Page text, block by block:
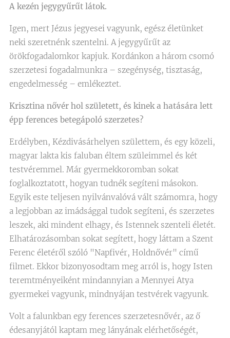
A kezén jegygyűrűt látok.
Igen, mert Jézus jegyesei vagyunk, egész életünket
neki szeretnénk szentelni. A jegygyűrűt az
örökfogadalomkor kapjuk. Kordánkon a három csomó
szerzetesi fogadalmunkra – szegénység, tisztaság,
engedelmesség – emlékeztet.
Krisztina nővér hol született, és kinek a hatására lett
épp ferences betegápoló szerzetes?
Erdélyben, Kézdivásárhelyen születtem, és egy közeli,
magyar lakta kis faluban éltem szüleimmel és két
testvéremmel. Már gyermekkoromban sokat
foglalkoztatott, hogyan tudnék segíteni másokon.
Egyik este teljesen nyilvánvalóvá vált számomra, hogy
a legjobban az imádsággal tudok segíteni, és szerzetes
leszek, aki mindent elhagy, és Istennek szenteli életét.
Elhatározásomban sokat segített, hogy láttam a Szent
Ferenc életéről szóló "Napfivér, Holdnővér" című
filmet. Ekkor bizonyosodtam meg arról is, hogy Isten
teremtményeiként mindannyian a Mennyei Atya
gyermekei vagyunk, mindnyájan testvérek vagyunk.
Volt a falunkban egy ferences szerzetesnővér, az ő
édesanyjától kaptam meg lányának elérhetőségét,